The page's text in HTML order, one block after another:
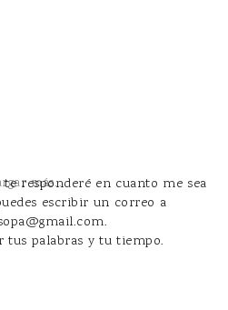
más...
responderé en cuanto me sea
escribir un correo a
tus palabras y tu tiempo.